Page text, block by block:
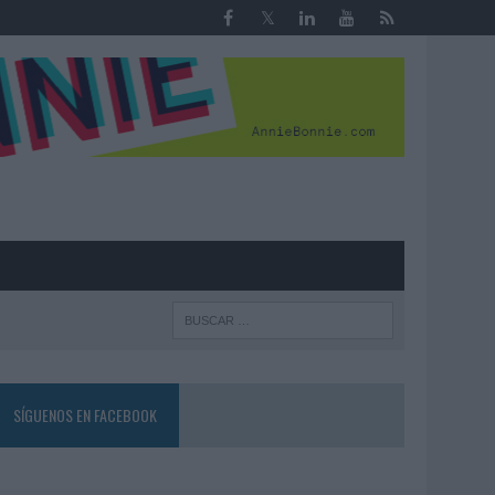
SÍGUENOS EN FACEBOOK